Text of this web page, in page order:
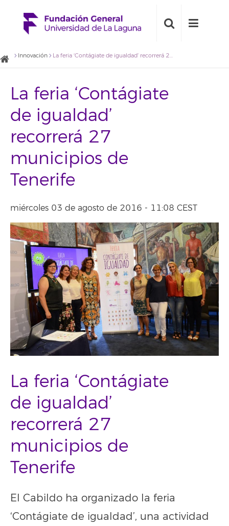
Innovación La feria ‘Contágiate de igualdad’ recorrerá 27 municipios de Tenerife
La feria ‘Contágiate
de igualdad’
recorrerá 27
municipios de
Tenerife
miércoles 03 de agosto de 2016 - 11:08 CEST
La feria ‘Contágiate
de igualdad’
recorrerá 27
municipios de
Tenerife
El Cabildo ha organizado la feria
‘Contágiate de igualdad’, una actividad